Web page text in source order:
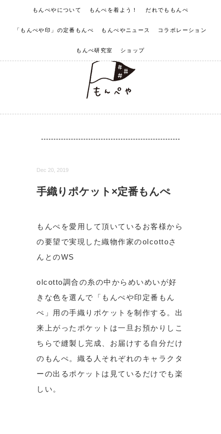
もんぺやについて もんぺを着よう！ だれでももんぺ
「もんぺや印」の定番もんぺ もんぺやニュース コラボレーション
もんぺ研究室 ショップ
Dec 20, 2019
手織りポケット×定番もんぺ
もんぺを愛用して頂いているお客様から
の要望で実現した織物作家のolcottoさ
んとのWS
olcotto調合の糸の中からめいめいが好
きな色を選んで「もんぺや印定番もん
ぺ」用の手織りポケットを制作する。出
来上がったポケットは一旦お預かりしこ
ちらで縫製し完成、お届けする自分だけ
のもんぺ。織る人それぞれのキャラクタ
ーの出るポケットは見ているだけでも楽
しい。